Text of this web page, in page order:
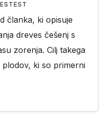
članka, ki opisuje
dreves češenj s
zorenja. Cilj takega
plodov, ki so primerni